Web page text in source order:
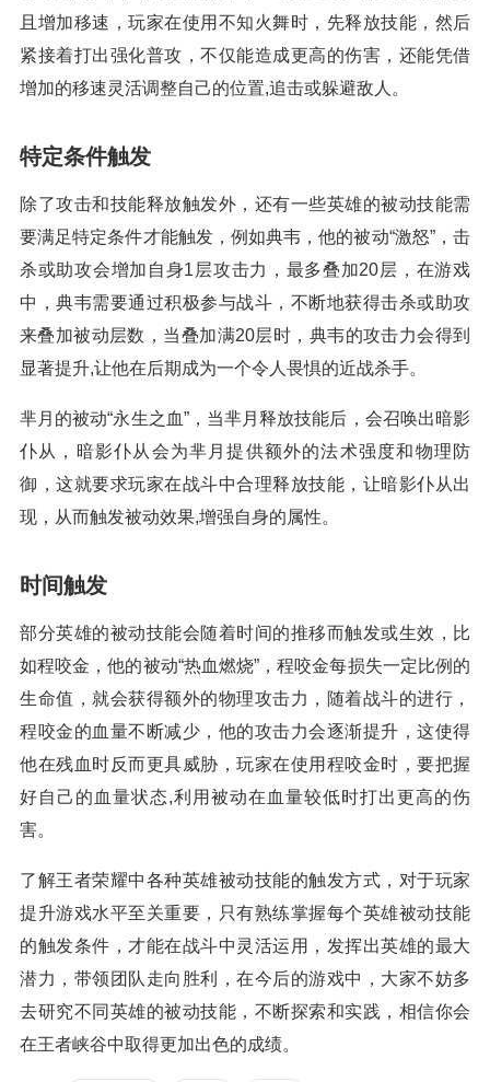
且增加移速，玩家在使用不知火舞时，先释放技能，然后
紧接着打出强化普攻，不仅能造成更高的伤害，还能凭借
增加的移速灵活调整自己的位置,追击或躲避敌人。
特定条件触发
除了攻击和技能释放触发外，还有一些英雄的被动技能需
要满足特定条件才能触发，例如典韦，他的被动“激怒”，击
杀或助攻会增加自身1层攻击力，最多叠加20层，在游戏
中，典韦需要通过积极参与战斗，不断地获得击杀或助攻
来叠加被动层数，当叠加满20层时，典韦的攻击力会得到
显著提升,让他在后期成为一个令人畏惧的近战杀手。
芈月的被动“永生之血”，当芈月释放技能后，会召唤出暗影
仆从，暗影仆从会为芈月提供额外的法术强度和物理防
御，这就要求玩家在战斗中合理释放技能，让暗影仆从出
现，从而触发被动效果,增强自身的属性。
时间触发
部分英雄的被动技能会随着时间的推移而触发或生效，比
如程咬金，他的被动“热血燃烧”，程咬金每损失一定比例的
生命值，就会获得额外的物理攻击力，随着战斗的进行，
程咬金的血量不断减少，他的攻击力会逐渐提升，这使得
他在残血时反而更具威胁，玩家在使用程咬金时，要把握
好自己的血量状态,利用被动在血量较低时打出更高的伤
害。
了解王者荣耀中各种英雄被动技能的触发方式，对于玩家
提升游戏水平至关重要，只有熟练掌握每个英雄被动技能
的触发条件，才能在战斗中灵活运用，发挥出英雄的最大
潜力，带领团队走向胜利，在今后的游戏中，大家不妨多
去研究不同英雄的被动技能，不断探索和实践，相信你会
在王者峡谷中取得更加出色的成绩。